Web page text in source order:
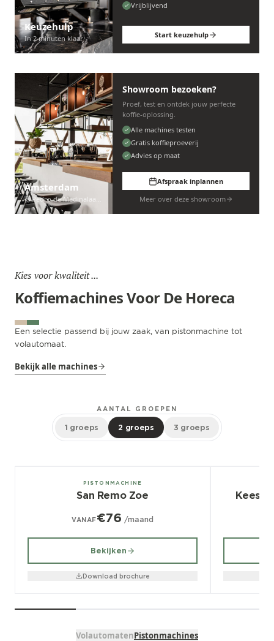
Keuzehulp
In 2 minuten klaar
Vrijblijvend
Start keuzehulp
Amsterdam
Pedro de Medinalaan 53
Showroom bezoeken?
Proef, test en ontdek jouw perfecte
koffie-oplossing.
Alle machines testen
Gratis koffieproeverij
Advies op maat
Afspraak inplannen
Meer over deze showroom
Kies voor kwaliteit ...
Koffiemachines Voor De Horeca
Een selectie passend bij jouw zaak, van pistonmachine tot
volautomaat.
Bekijk alle machines
AANTAL GROEPEN
1 groeps 2 groeps 3 groeps
1, 2, 3 groepsPISTONMACHINE
San Remo Zoe
VANAF€76 /maand
Bekijken
Download brochure
Kees
VolautomatenPistonmachines